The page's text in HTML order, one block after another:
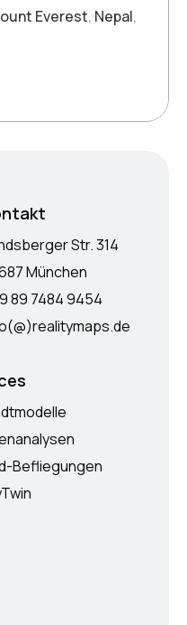
Everest, Nepal,
Str. 314
München
89 7484 9454
Befliegungen